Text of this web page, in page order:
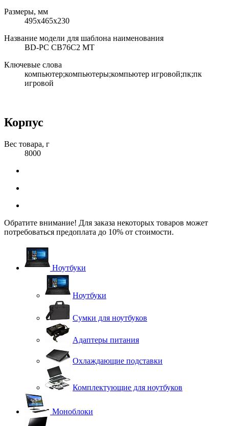
Размеры, мм
495x465x230
Название модели для шаблона наименования
BD-PC CB76C2 MT
Ключевые слова
компьютер;компьютеры;компьютер игровой;пк;пк
игровой
Корпус
Вес товара, г
8000
Обратите внимание! Для заказа некоторых товаров может
потребоваться предоплата до 10% от стоимости.
Ноутбуки
Ноутбуки
Сумки для ноутбуков
Адаптеры питания
Охлаждающие подставки
Комплектующие для ноутбуков
Моноблоки